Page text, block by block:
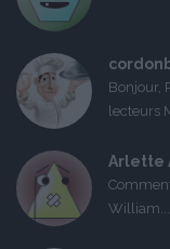
Bonjour,
lecteurs
Arlette
William...